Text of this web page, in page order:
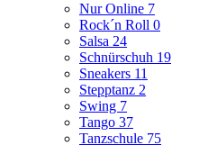
Nur Online 7
Rock´n Roll 0
Salsa 24
Schnürschuh 19
Sneakers 11
Stepptanz 2
Swing 7
Tango 37
Tanzschule 75